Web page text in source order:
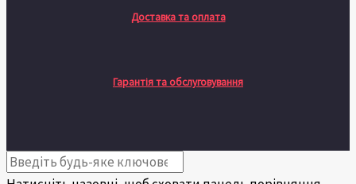
Доставка та оплата
Гарантія та обслуговування